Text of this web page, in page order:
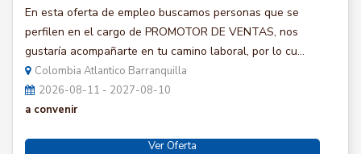
En esta oferta de empleo buscamos personas que se
perfilen en el cargo de PROMOTOR DE VENTAS, nos
gustaría acompañarte en tu camino laboral, por lo cu...
Colombia Atlantico Barranquilla
2026-08-11 - 2027-08-10
a convenir
Ver Oferta